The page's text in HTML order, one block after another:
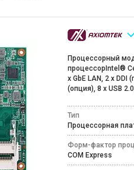
Процессорный
процессорIntel®
х GbE LAN, 2 x DDI
(опция), 8 x USB
Тип
Процессорная
Форм-фактор
COM Express